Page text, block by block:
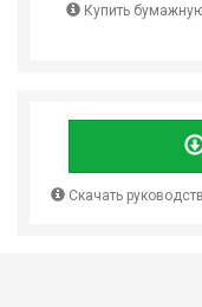
Купить
Скачать